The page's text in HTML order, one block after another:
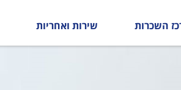
השכרות שירות ואחריות